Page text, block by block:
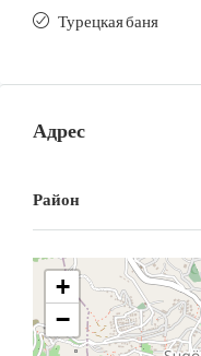
Турецкая баня
Адрес
Район
+
−